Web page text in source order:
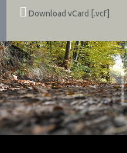
Download vCard [.vcf]